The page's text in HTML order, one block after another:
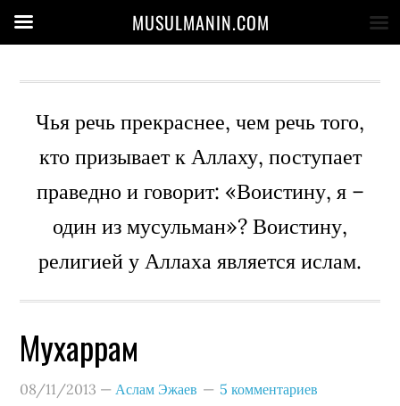
Чья речь прекраснее, чем речь того,
кто призывает к Аллаху, поступает
праведно и говорит: «Воистину, я –
один из мусульман»? Воистину,
религией у Аллаха является ислам.
Мухаррам
08/11/2013 —Аслам Эжаев 5 комментариев
MUSULMANIN.COM